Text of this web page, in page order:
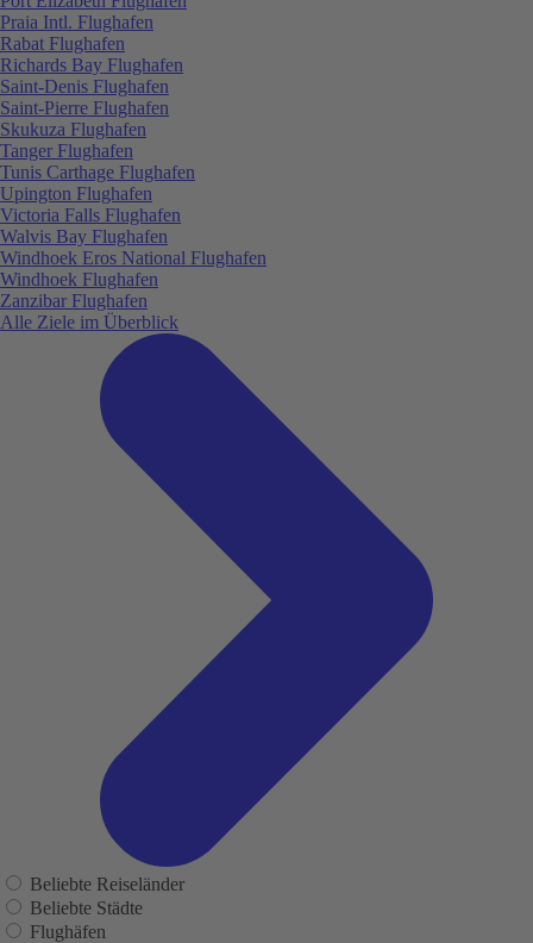
Praia Intl. Flughafen
Rabat Flughafen
Richards Bay Flughafen
Saint-Denis Flughafen
Saint-Pierre Flughafen
Skukuza Flughafen
Tanger Flughafen
Tunis Carthage Flughafen
Upington Flughafen
Victoria Falls Flughafen
Walvis Bay Flughafen
Windhoek Eros National Flughafen
Windhoek Flughafen
Zanzibar Flughafen
Alle Ziele im Überblick
Beliebte Reiseländer
Beliebte Städte
Flughäfen